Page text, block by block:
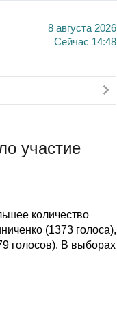
8 августа 2026
Сейчас 14:48
участие
количество
(1373 голоса),
голосов). В выборах